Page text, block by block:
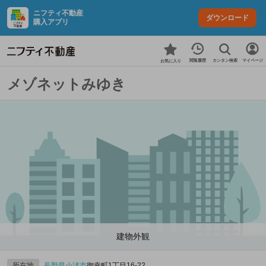
ニフティ不動産
購入アプリ
ダウンロード
お気に入り 閲覧履歴 カンタン検索 マイページ
メゾネットみゆき
建物外観